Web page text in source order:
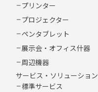
プリンター
プロジェクター
ペンタブレット
展示会・オフィス什器
周辺機器
サービス・ソリューション
標準サービス